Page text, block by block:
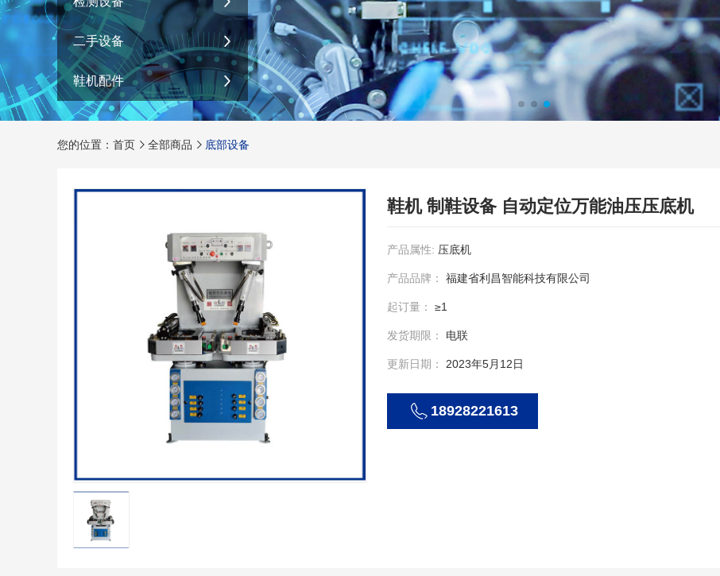
二手设备
鞋机配件
您的位置：首页 全部商品 底部设备
鞋机 制鞋设备 自动定位万能油压压底机
产品属性: 压底机
产品品牌： 福建省利昌智能科技有限公司
起订量： ≥1
发货期限： 电联
更新日期： 2023年5月12日
18928221613